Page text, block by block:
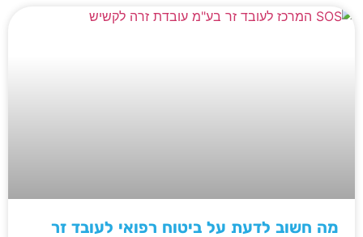
מה חשוב לדעת על ביטוח רפואי לעובד זר